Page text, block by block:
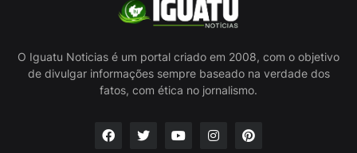
O Iguatu Noticias é um portal criado em 2008, com o objetivo
de divulgar informações sempre baseado na verdade dos
fatos, com ética no jornalismo.